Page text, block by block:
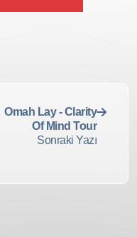
Omah Lay - Clarity
Of Mind Tour
Sonraki Yazı